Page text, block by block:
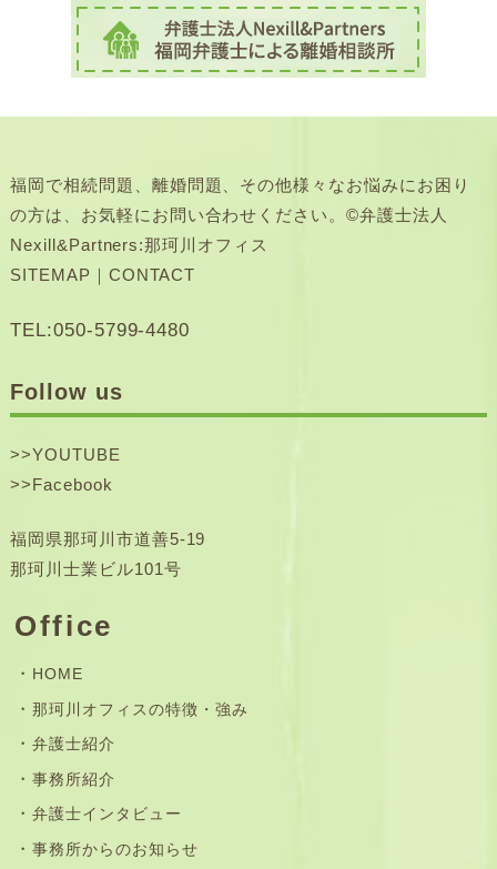
福岡で相続問題、離婚問題、その他様々なお悩みにお困り
の方は、お気軽にお問い合わせください。©弁護士法人
Nexill&Partners:那珂川オフィス
SITEMAP ｜ CONTACT
TEL:050-5799-4480
Follow us
>>YOUTUBE
>>Facebook
福岡県那珂川市道善5-19
那珂川士業ビル101号
Office
HOME
那珂川オフィスの特徴・強み
弁護士紹介
事務所紹介
弁護士インタビュー
事務所からのお知らせ